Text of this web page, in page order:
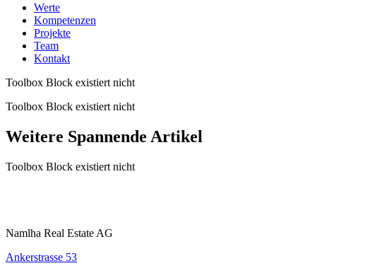
Werte
Kompetenzen
Projekte
Team
Kontakt
Toolbox Block existiert nicht
Toolbox Block existiert nicht
Weitere Spannende Artikel
Toolbox Block existiert nicht
Namlha Real Estate AG
Ankerstrasse 53